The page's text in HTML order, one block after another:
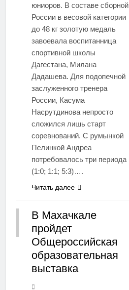
юниоров. В составе сборной
России в весовой категории
до 48 кг золотую медаль
завоевала воспитанница
спортивной школы
Дагестана, Милана
Дадашева. Для подопечной
заслуженного тренера
России, Касума
Насрутдинова непросто
сложился лишь старт
соревнований. С румынкой
Пелинкой Андреа
потребовалось три периода
(1:0; 1:1; 5:3)….
Читать далее
РЕГИОНЫ
В Махачкале
пройдет
Общероссийская
образовательная
выставка